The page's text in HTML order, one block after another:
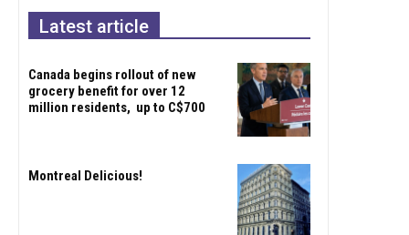
Latest article
Canada begins rollout of new
grocery benefit for over 12
million residents, up to C$700
Montreal Delicious!